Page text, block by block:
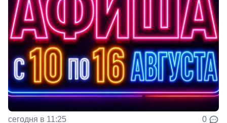
сегодня в 11:25 0